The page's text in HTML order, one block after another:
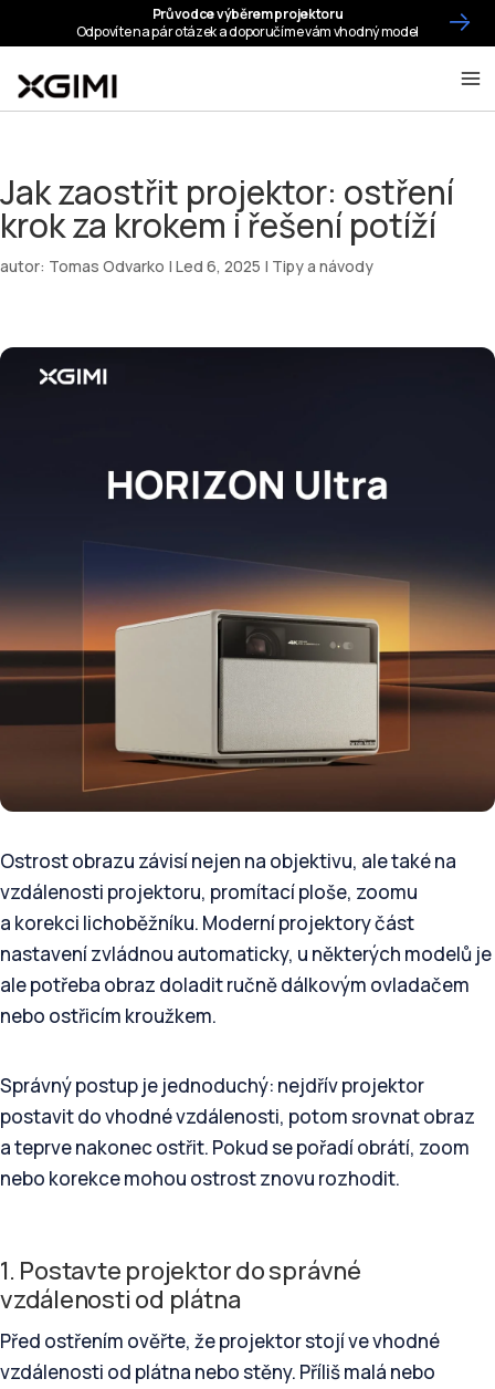
Jak zaostřit projektor: ostření
krok za krokem i řešení potíží
autor: Tomas Odvarko | Led 6, 2025 | Tipy a návody
Ostrost obrazu závisí nejen na objektivu, ale také na
vzdálenosti projektoru, promítací ploše, zoomu
a korekci lichoběžníku. Moderní projektory část
nastavení zvládnou automaticky, u některých modelů je
ale potřeba obraz doladit ručně dálkovým ovladačem
nebo ostřicím kroužkem.
Správný postup je jednoduchý: nejdřív projektor
postavit do vhodné vzdálenosti, potom srovnat obraz
a teprve nakonec ostřit. Pokud se pořadí obrátí, zoom
nebo korekce mohou ostrost znovu rozhodit.
1. Postavte projektor do správné
vzdálenosti od plátna
Před ostřením ověřte, že projektor stojí ve vhodné
vzdálenosti od plátna nebo stěny. Příliš malá nebo